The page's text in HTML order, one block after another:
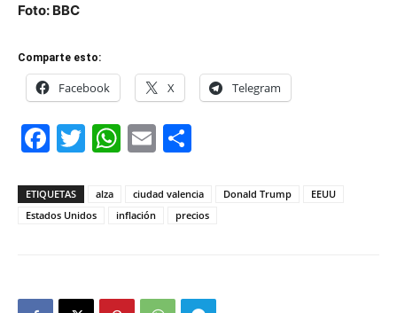
Foto: BBC
Comparte esto:
Facebook X Telegram
Facebook
Twitter
WhatsApp
Email
ETIQUETAS alza ciudad valencia Donald Trump
EEUU
Estados Unidos
inflación precios